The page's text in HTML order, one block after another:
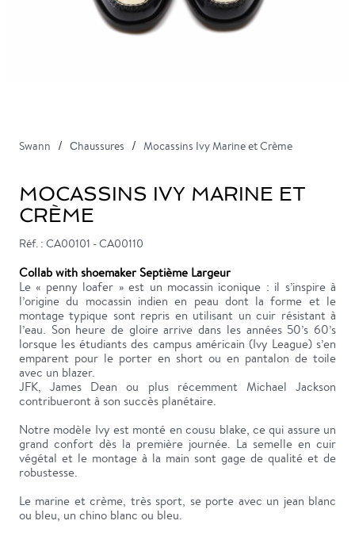
Swann Сhaussures Mocassins Ivy Marine et Crème
MOCASSINS IVY MARINE ET
CRÈME
Réf. : CA00101 - CA00110
Collab with shoemaker Septième Largeur
Le « penny loafer » est un mocassin iconique : il s’inspire à
l’origine du mocassin indien en peau dont la forme et le
montage typique sont repris en utilisant un cuir résistant à
l’eau. Son heure de gloire arrive dans les années 50’s 60’s
lorsque les étudiants des campus américain (Ivy League) s’en
emparent pour le porter en short ou en pantalon de toile
avec un blazer.
JFK, James Dean ou plus récemment Michael Jackson
contribueront à son succès planétaire.
Notre modèle Ivy est monté en cousu blake, ce qui assure un
grand confort dès la première journée. La semelle en cuir
végétal et le montage à la main sont gage de qualité et de
robustesse.
Le marine et crème, très sport, se porte avec un jean blanc
ou bleu, un chino blanc ou bleu.